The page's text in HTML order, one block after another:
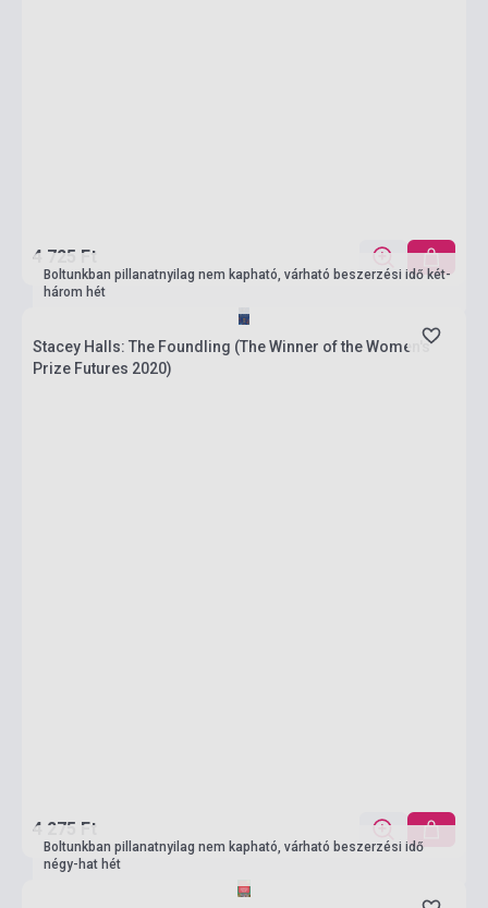
4 725 Ft
Boltunkban pillanatnyilag nem kapható, várható beszerzési idő két-
három hét
Stacey Halls: The Foundling (The Winner of the Women's
Prize Futures 2020)
4 275 Ft
Boltunkban pillanatnyilag nem kapható, várható beszerzési idő
négy-hat hét